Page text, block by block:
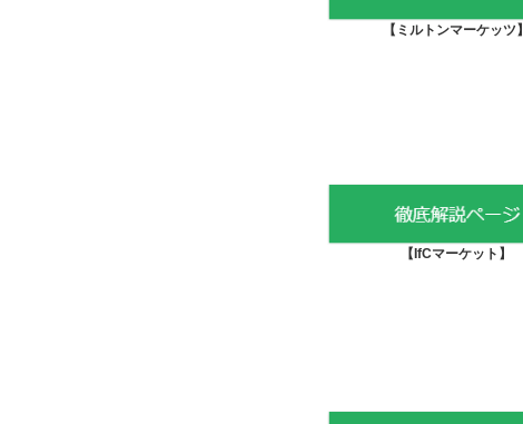
【 ミルトンマーケッツ】
【IfCマーケット 】